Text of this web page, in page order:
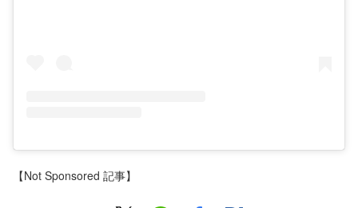
【Not Sponsored 記事】